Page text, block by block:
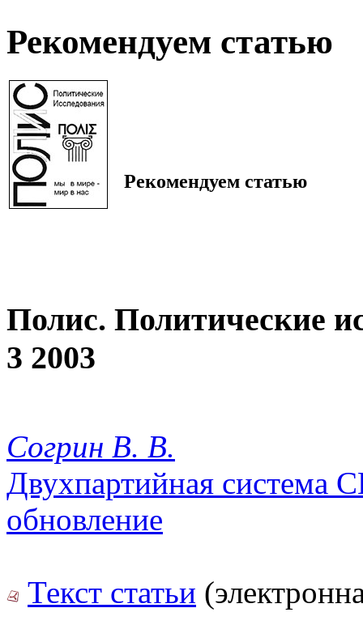
Рекомендуем статью
Рекомендуем статью
Полис. Политические
3 2003
Согрин В. В.
Двухпартийная система
обновление
Текст статьи